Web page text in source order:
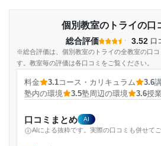
個別教室のトライの口
総合評価 3.52 口
※総合評価は、個別教室のトライの全教室の口コ
す。教室毎の評価は各口コミをご覧ください。
料金 3.1コース・カリキュラム 3.6
塾内の環境
3.5塾周辺の環境 3.6授
口コミまとめ AI
AIによる抜粋です。実際の口コミも併せて